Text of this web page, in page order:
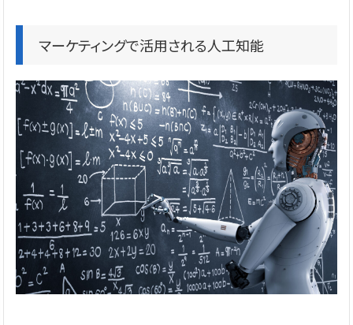
マーケティングで活用される人工知能